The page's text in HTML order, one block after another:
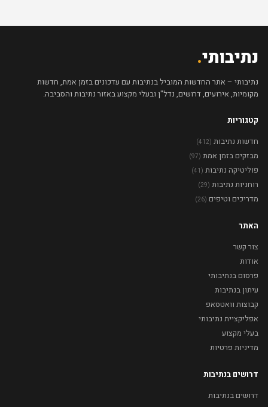
נתיבותי.
נתיבותי – אתר החדשות המוביל בנתיבות עם עדכונים בזמן אמת, חדשות
מקומיות, אירועים, דרושים, נדל"ן ובעלי מקצוע באזור נתיבות והסביבה.
קטגוריות
חדשות נתיבות (412)
מבזקים בזמן אמת (97)
פוליטיקה נתיבות (41)
רוחניות נתיבות (29)
מדריכים וטיפים (26)
האתר
צור קשר
אודות
פרסום בנתיבותי
עיתון בנתיבות
קבוצות וואטסאפ
אפליקציית נתיבותי
בעלי מקצוע
מדיניות פרטיות
דרושים בנתיבות
דרושים בנתיבות